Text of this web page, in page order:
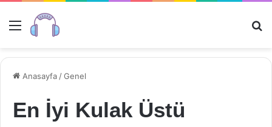
Menü
Anasayfa /Genel
En İyi Kulak Üstü